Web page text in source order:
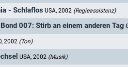
- Schlaflos USA, 2002 (Regieassistenz)
007: Stirb an einem anderen Tag
2002 (Ton)
USA, 2002 (Musik)